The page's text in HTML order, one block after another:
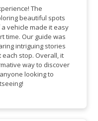
The
beautiful spots
vehicle made it easy
time. Our guide was
intriguing stories
stop. Overall, it
way to discover
looking to